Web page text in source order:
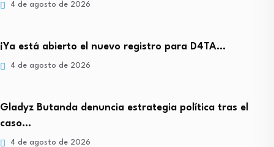
4 de agosto de 2026
¡Ya está abierto el nuevo registro para D4TA…
4 de agosto de 2026
Gladyz Butanda denuncia estrategia política tras el
caso…
4 de agosto de 2026